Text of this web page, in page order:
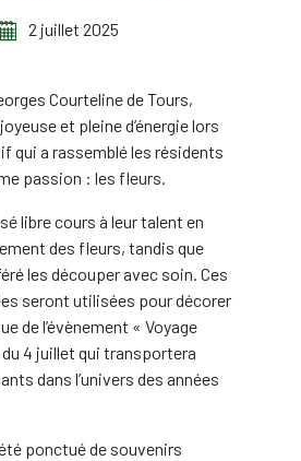
2 juillet 2025
Courteline de Tours,
et pleine d’énergie lors
qui a rassemblé les résidents
passion : les fleurs.
libre cours à leur talent en
des fleurs, tandis que
les découper avec soin. Ces
seront utilisées pour décorer
de l’évènement « Voyage
4 juillet qui transportera
dans l’univers des années
ponctué de souvenirs